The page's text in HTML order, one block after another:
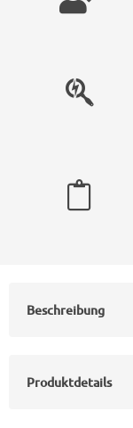
Beschreibung
Produktdetails